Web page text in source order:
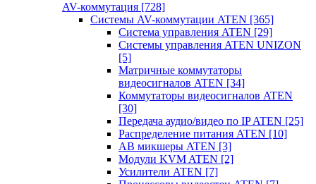
AV-коммутация [728]
Системы AV-коммутации ATEN [365]
Система управления ATEN [29]
Системы управления ATEN UNIZON
[5]
Матричные коммутаторы
видеосигналов ATEN [34]
Коммутаторы видеосигналов ATEN
[30]
Передача аудио/видео по IP ATEN [25]
Распределение питания ATEN [10]
АВ микшеры ATEN [3]
Модули KVM ATEN [2]
Усилители ATEN [7]